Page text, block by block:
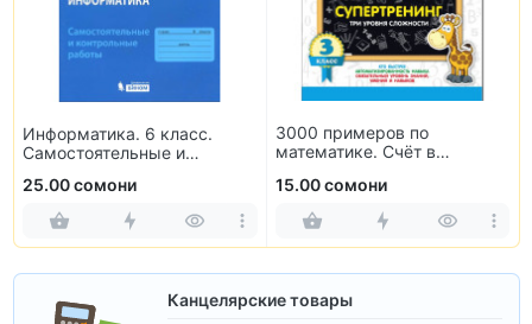
Информатика. 6 класс.
Самостоятельные и
25.00 сомони
3000 примеров по
математике. Счёт в
15.00 сомони
Канцелярские товары